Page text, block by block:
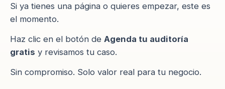
Si ya tienes una página o quieres empezar, este es
el momento.
Haz clic en el botón de Agenda tu auditoría
gratis y revisamos tu caso.
Sin compromiso. Solo valor real para tu negocio.